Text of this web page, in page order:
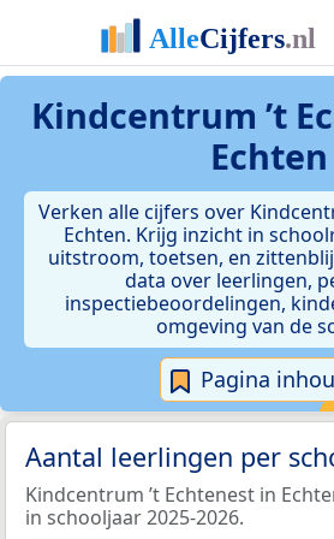
Kindcentrum ’t
Echten
Verken alle cijfers over
Echten. Krijg inzicht in
uitstroom, toetsen, en
data over leerlingen,
inspectiebeoordelingen,
omgeving van de
Pagina
Aantal leerlingen per
Kindcentrum ’t Echtenest in
in schooljaar 2025-2026.